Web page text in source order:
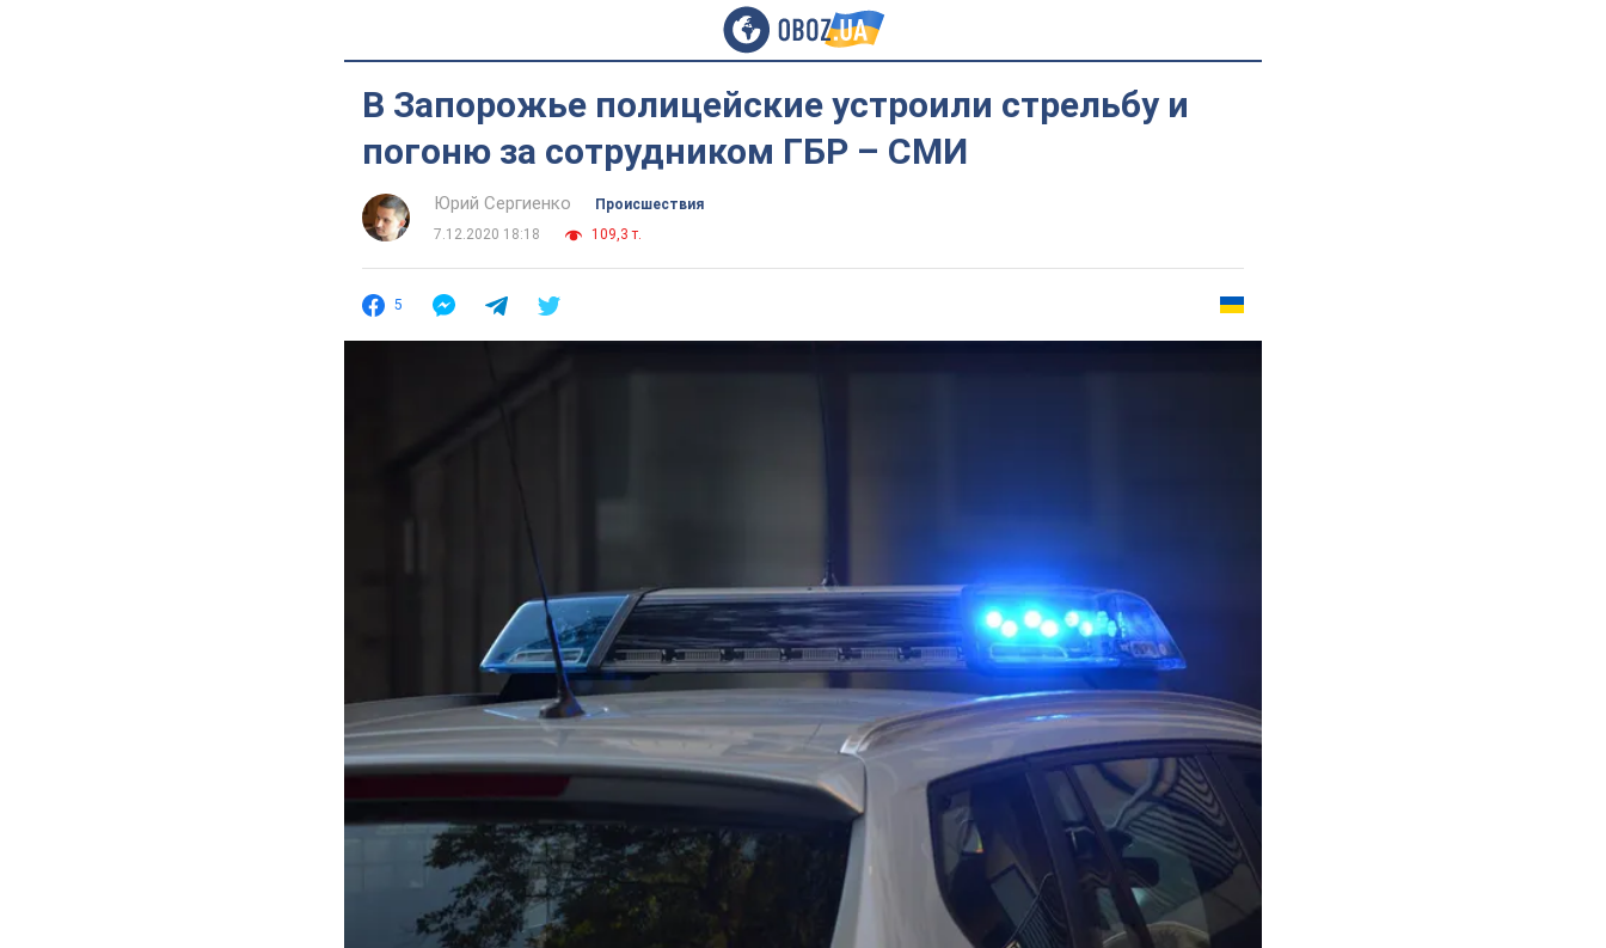
В Запорожье полицейские устроили стрельбу и
погоню за сотрудником ГБР – СМИ
Юрий Сергиенко
Происшествия
7.12.2020 18:18
109,3 т.
5